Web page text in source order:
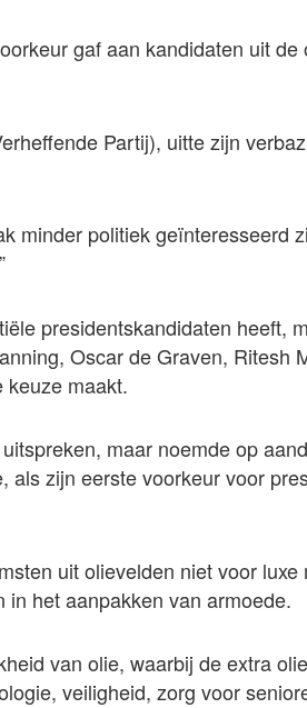
gaf aan kandidaten uit de
Partij), uitte zijn
minder politiek geïnteresseerd
presidentskandidaten heeft,
Oscar de Graven, Ritesh
keuze maakt.
maar noemde op
als zijn eerste voorkeur voor
uit olievelden niet voor luxe
het aanpakken van armoede.
van olie, waarbij de extra
veiligheid, zorg voor